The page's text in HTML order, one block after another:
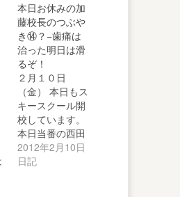
本日お休みの加
藤校長のつぶや
き⑭？−歯痛は
治った明日は滑
るぞ！
２月１０日
（金） 本日もス
キースクール開
校しています。
本日当番の西田
副主任のレポー
トは残念ながら
2012年2月10日
日記